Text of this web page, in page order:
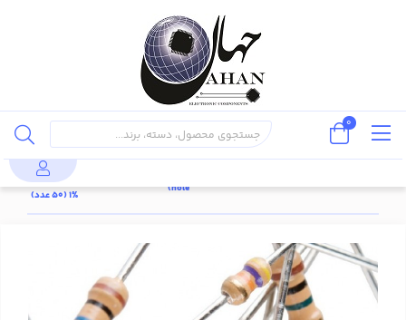
پایه دار
hole)
مقاومت
38.3کیلو
اهم 1/4 وات
%1 (50 عدد)
0